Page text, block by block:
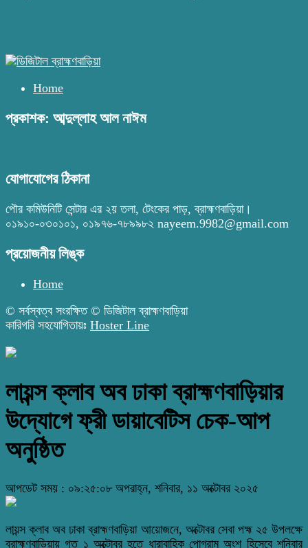
Home
প্রকাশক: আব্দুল্লাহ আল নাঈম
যোগাযোগের ঠিকানা
পৌর কমিউনিটি সেন্টার এর ২য় তলা, টেংকের পাড়, ব্রাহ্মণবাড়িয়া।
০১৯১০-০৩০১০১, ০১৯৭৬-৭৮৯৯৮২ nayeem.9982@gmail.com
প্রয়োজনীয় লিঙ্ক
Home
© সর্বস্বত্ব সংরক্ষিত © ডিজিটাল ব্রাহ্মণবাড়িয়া
কারিগরি সহযোগিতায়ঃ Hoster Line
লায়ন্স ক্লাব অব ঢাকা ব্রাহ্মণবাড়িয়ার
‌উদ্যোগে ফ্রী ডায়াবেটিস চেক-আপ
অনুষ্ঠিত
আপডেট সময় : ০৯:২৫:০৮ অপরাহ্ন, শনিবার, ১১ অক্টোবর ২০২৫
লায়ন্স ক্লাব অব ঢাকা ব্রাহ্মণবাড়িয়া আয়োজনে, অক্টোবর সেবা পহ্ম ২৫ উপলক্ষে
ব্রাহ্মণবাড়িয়ায় গত ১ অক্টোবর হতে ধারাবাহিক পোগ্রাম অংশ হিসেবে শনিবার